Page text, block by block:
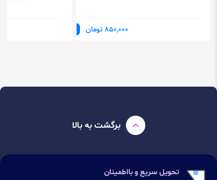
850,000 تومان
برگشت به بالا
تحویل سریع و بااطمینان